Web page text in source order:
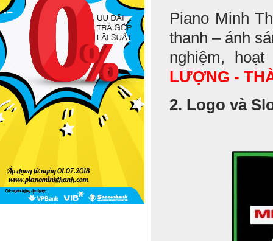
Piano Minh
thanh – ánh
nghiệm,
LƯỢNG -
2. Logo và